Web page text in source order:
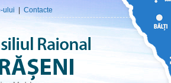
ului Contacte